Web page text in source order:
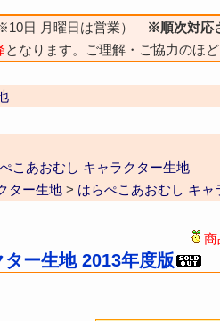
※10日 月曜日は営業）
※順次対応
となります。ご理解・ご協力のほ
こあおむし キャラクター生地
ター生地 > はらぺこあおむし キャ
商
ー生地 2013年度版